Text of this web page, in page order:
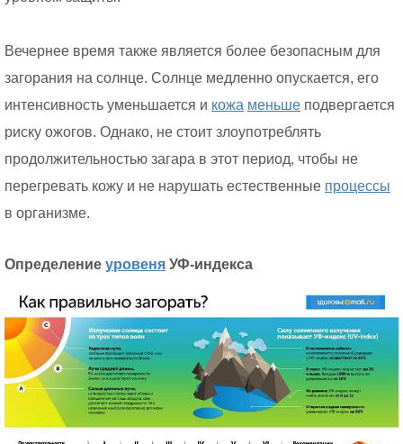
Вечернее время также является более безопасным для
загорания на солнце. Солнце медленно опускается, его
интенсивность уменьшается и кожа меньше подвергается
риску ожогов. Однако, не стоит злоупотреблять
продолжительностью загара в этот период, чтобы не
перегревать кожу и не нарушать естественные процессы
в организме.
Определение уровеня УФ-индекса